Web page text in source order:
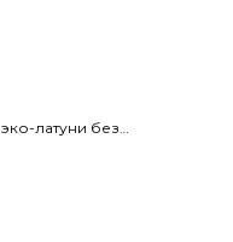
латуни без